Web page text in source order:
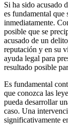
Si ha sido acusado
es fundamental que
inmediatamente.
posible que se
acusado de un
reputación y en su
ayuda legal para
resultado posible
Es fundamental
que conozca las
pueda desarrollar
caso. Una
significativamente